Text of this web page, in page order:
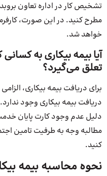
تشخیص کار در اداره تعاون
مطرح کنید. در این صورت،
خواهد شد.
آیا بیمه بیکاری به
تعلق می‌گیرد؟
برای دریافت بیمه بیکاری،
دریافت بیمه بیکاری وجود
دلیل عدم وجود کارت پایان
مطالبه وجه به طرفیت تامین
کنید.
نحوه محاسبه بیمه